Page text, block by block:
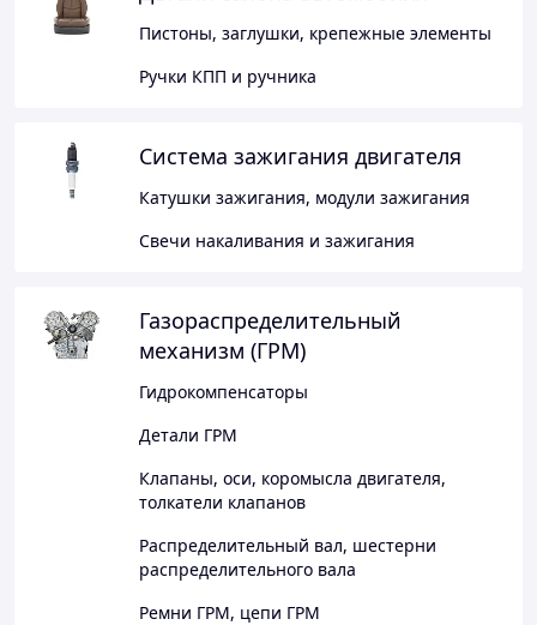
Пистоны, заглушки, крепежные элементы
Ручки КПП и ручника
Система зажигания двигателя
Катушки зажигания, модули зажигания
Свечи накаливания и зажигания
Газораспределительный
механизм (ГРМ)
Гидрокомпенсаторы
Детали ГРМ
Клапаны, оси, коромысла двигателя,
толкатели клапанов
Распределительный вал, шестерни
распределительного вала
Ремни ГРМ, цепи ГРМ